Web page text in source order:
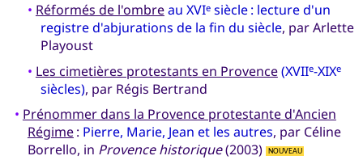
• Réformés de l'ombreau XVIesiècle : lecture d'un
registre d'abjurations de la fin du siècle, par Arlette
Playoust
• Les cimetières protestants en Provence(XVIIe-XIXe
siècles), par Régis Bertrand
• Prénommer dans la Provence protestante d'Ancien
Régime: Pierre, Marie, Jean et les autres, par Céline
Borrello, in Provence historique(2003) NOUVEAU